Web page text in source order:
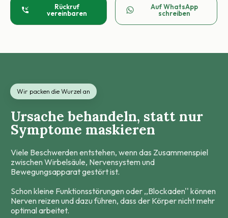
Rückruf
vereinbaren
Auf WhatsApp
schreiben
Wir packen die Wurzel an
Ursache behandeln, statt nur
Symptome maskieren
Viele Beschwerden entstehen, wenn das Zusammenspiel
zwischen Wirbelsäule, Nervensystem und
Bewegungsapparat gestört ist.
Schon kleine Funktionsstörungen oder ,,Blockaden'' können
Nerven reizen und dazu führen, dass der Körper nicht mehr
optimal arbeitet.